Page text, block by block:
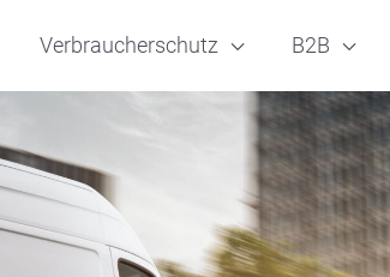
Verbraucherschutz B2B